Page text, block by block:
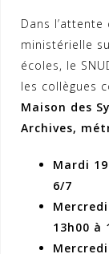
Dans
ministérielle
écoles, le
les collègues
Maison des
Archives,
Mardi
6/7
13h00 à